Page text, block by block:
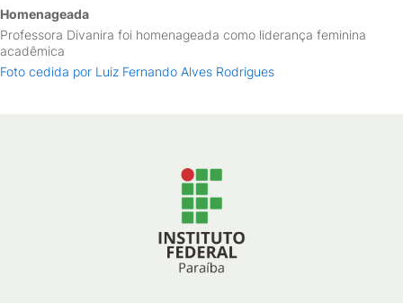
Homenageada
Professora Divanira foi homenageada como liderança feminina
acadêmica
Foto cedida por Luiz Fernando Alves Rodrigues